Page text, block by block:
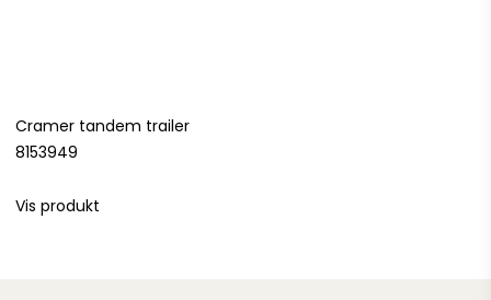
Cramer tandem trailer
8153949
Vis produkt